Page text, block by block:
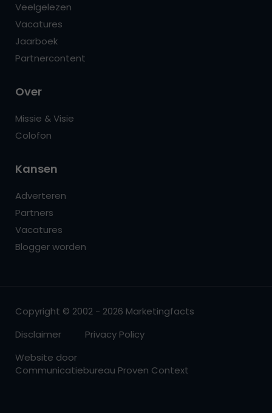
Veelgelezen
Vacatures
Jaarboek
Partnercontent
Over
Missie & Visie
Colofon
Kansen
Adverteren
Partners
Vacatures
Blogger worden
Copyright © 2002 - 2026 Marketingfacts
Disclaimer
Privacy Policy
Website door
Communicatiebureau Proven Context